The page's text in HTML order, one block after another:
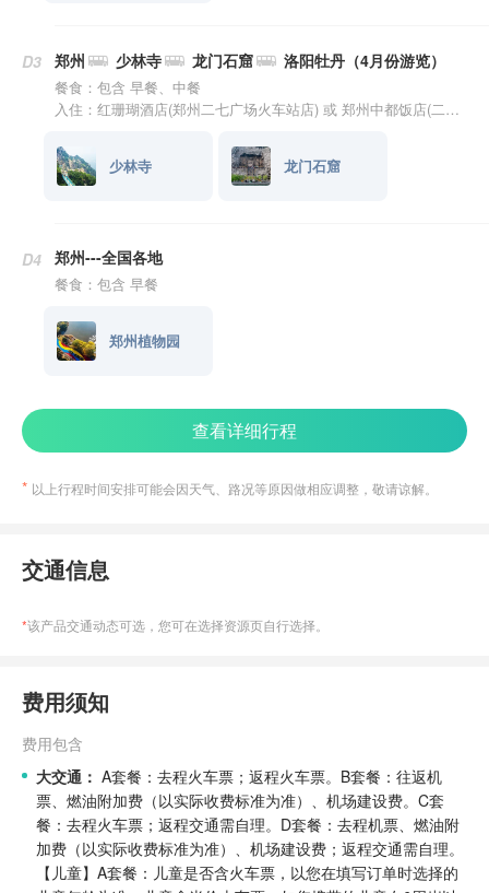
D3 郑州 少林寺 龙门石窟 洛阳牡丹（4月份游览）
餐食：包含 早餐、中餐
入住：红珊瑚酒店(郑州二七广场火车站店) 或 郑州中都饭店(二七万达店) 或 郑州圣佳丽绅酒店(省博物院同乐地铁站店) 或 仟那酒店(郑州二七广场丹尼斯大卫城店)
少林寺 龙门石窟
D4 郑州---全国各地
餐食：包含 早餐
郑州植物园
查看详细行程
以上行程时间安排可能会因天气、路况等原因做相应调整，敬请谅解。
交通信息
*该产品交通动态可选，您可在选择资源页自行选择。
费用须知
费用包含
大交通： A套餐：去程火车票；返程火车票。 B套餐：往返机
票、燃油附加费（以实际收费标准为准）、机场建设费。 C套
餐：去程火车票；返程交通需自理。 D套餐：去程机票、燃油附
加费（以实际收费标准为准）、机场建设费；返程交通需自理。
【儿童】A套餐：儿童是否含火车票，以您在填写订单时选择的